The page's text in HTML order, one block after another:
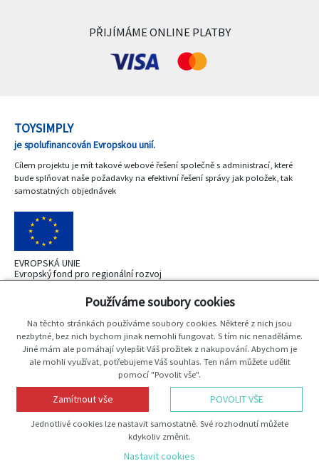
PŘIJÍMÁME ONLINE PLATBY
TOYSIMPLY
je spolufinancován Evropskou unií.
Cílem projektu je mít takové webové řešení společně s administrací, které
bude splňovat naše požadavky na efektivní řešení správy jak položek, tak
samostatných objednávek
EVROPSKÁ UNIE
Evropský fond pro regionální rozvoj
OP Podnikání a inovace pro konkurenceshopnost
MINISTERSTVO
PRŮMYSLU A OBCHODU
Všechna práva vyhrazena
účtenku. Zároveň je povinen zaevidovat přijatou tržbu u správce daně
Používáme soubory cookies
Na těchto stránkách používáme soubory cookies. Některé z nich jsou
nezbytné, bez nich bychom jinak nemohli fungovat. S tím nic nenaděláme.
Jiné mám ale pomáhají vylepšit Váš prožitek z nakupování. Abychom je
ale mohli využívat, potřebujeme Váš souhlas. Ten nám můžete udělit
pomocí "Povolit vše".
Zamítnout vše POVOLIT VŠE
Jednotlivé cookies lze nastavit samostatně. Své rozhodnutí můžete
kdykoliv změnit.
Nastavit cookies